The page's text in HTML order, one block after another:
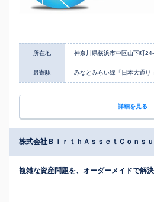
所在地 神奈川県横浜市中区山下町
最寄駅 みなとみらい線「日本大通
詳細を見る
株式会社ＢｉｒｔｈＡｓｓｅｔＣｏｎｓ
複雑な資産問題を、オーダーメイドで解決